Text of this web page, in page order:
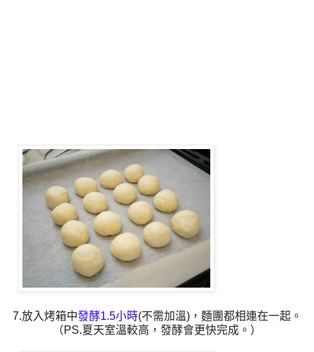
7.放入烤箱中發酵1.5小時(不需加溫)，麵團都相連在一起。
（PS.夏天室溫較高，發酵會更快完成。）